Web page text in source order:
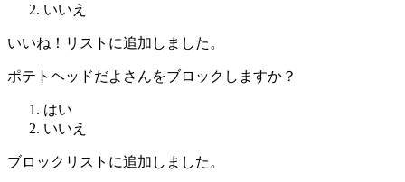
いいえ
いいね！リストに追加しました。
ポテトヘッドだよさんをブロックしますか？
はい
いいえ
ブロックリストに追加しました。